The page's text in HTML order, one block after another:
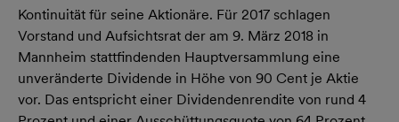
Kontinuität für seine Aktionäre. Für 2017 schlagen
Vorstand und Aufsichtsrat der am 9. März 2018 in
Mannheim stattfindenden Hauptversammlung eine
unveränderte Dividende in Höhe von 90 Cent je Aktie
vor. Das entspricht einer Dividendenrendite von rund 4